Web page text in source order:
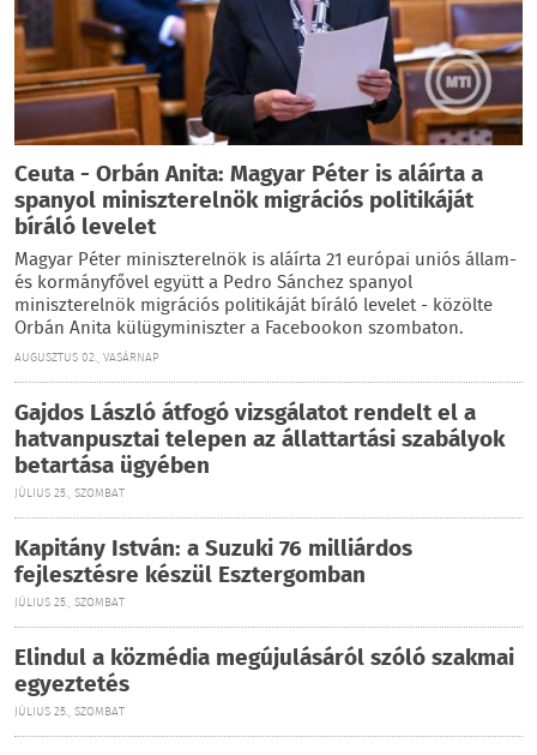
Ceuta - Orbán Anita: Magyar Péter is aláírta a
spanyol miniszterelnök migrációs politikáját
bíráló levelet
Magyar Péter miniszterelnök is aláírta 21 európai uniós állam-
és kormányfővel együtt a Pedro Sánchez spanyol
miniszterelnök migrációs politikáját bíráló levelet - közölte
Orbán Anita külügyminiszter a Facebookon szombaton.
AUGUSZTUS 02., VASÁRNAP
Gajdos László átfogó vizsgálatot rendelt el a
hatvanpusztai telepen az állattartási szabályok
betartása ügyében
JÚLIUS 25., SZOMBAT
Kapitány István: a Suzuki 76 milliárdos
fejlesztésre készül Esztergomban
JÚLIUS 25., SZOMBAT
Elindul a közmédia megújulásáról szóló szakmai
egyeztetés
JÚLIUS 25., SZOMBAT